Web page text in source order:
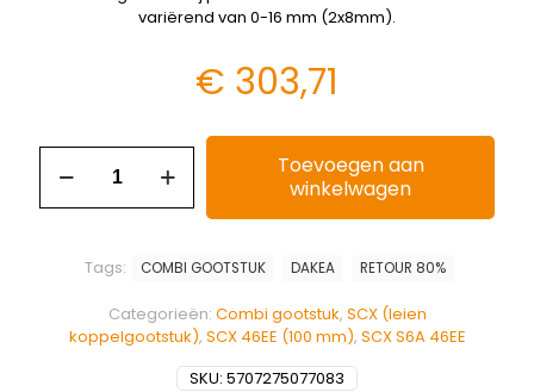
variërend van 0-16 mm (2x8mm).
€ 303,71
Toevoegen aan
winkelwagen
SKU: 5707275077083
Categorieën: Combi gootstuk, SCX (leien
koppelgootstuk), SCX 46EE (100 mm), SCX S6A 46EE
Tags: COMBI GOOTSTUK DAKEA RETOUR 80%